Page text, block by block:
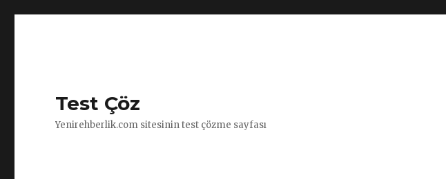
Test Çöz
Yenirehberlik.com sitesinin test çözme sayfası